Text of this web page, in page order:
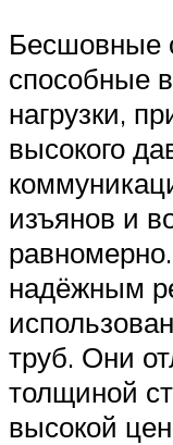
Бесшовные
способные
нагрузки,
высокого
изъянов и
надёжным
труб. Они
толщиной
высокой